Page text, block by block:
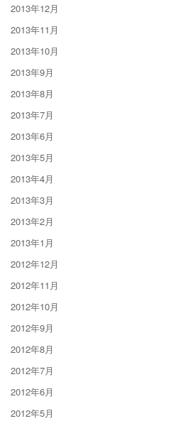
2013年12月
2013年11月
2013年10月
2013年9月
2013年8月
2013年7月
2013年6月
2013年5月
2013年4月
2013年3月
2013年2月
2013年1月
2012年12月
2012年11月
2012年10月
2012年9月
2012年8月
2012年7月
2012年6月
2012年5月